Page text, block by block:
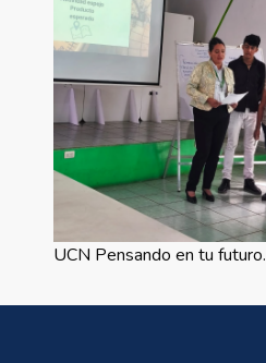
UCN Pensando en tu futuro.